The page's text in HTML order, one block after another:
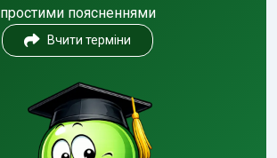
простими поясненнями
Вчити терміни